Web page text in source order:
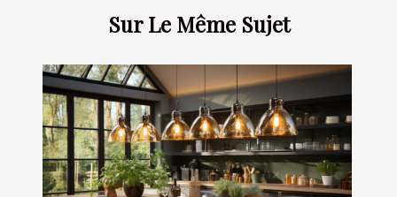
Sur Le Même Sujet